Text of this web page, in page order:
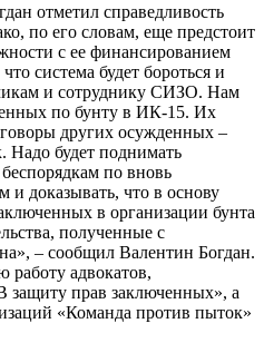
отметил справедливость
по его словам, еще предстоит
с ее финансированием
система будет бороться и
и сотруднику СИЗО. Нам
по бунту в ИК-15. Их
других осужденных –
Надо будет поднимать
по вновь
и доказывать, что в основу
в организации бунта
полученные с
– сообщил Валентин Богдан.
работу адвокатов,
прав заключенных», а
«Команда против пыток»